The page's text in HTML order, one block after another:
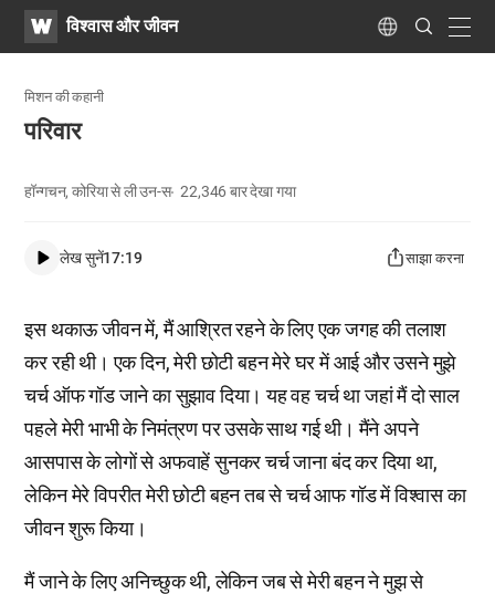
WATVविश्वास और जीवन Language
Search
Submit
मिशन की कहानी
परिवार
हॉन्गचन, कोरिया से ली उन-स 22,346बार देखा गया
लेख सुनें17:19 साझा करना
इस थकाऊ जीवन में, मैं आश्रित रहने के लिए एक जगह की तलाश
कर रही थी। एक दिन, मेरी छोटी बहन मेरे घर में आई और उसने मुझे
चर्च ऑफ गॉड जाने का सुझाव दिया। यह वह चर्च था जहां मैं दो साल
पहले मेरी भाभी के निमंत्रण पर उसके साथ गई थी। मैंने अपने
आसपास के लोगों से अफवाहें सुनकर चर्च जाना बंद कर दिया था,
लेकिन मेरे विपरीत मेरी छोटी बहन तब से चर्च आफ गॉड में विश्वास का
जीवन शुरू किया।
मैं जाने के लिए अनिच्छुक थी, लेकिन जब से मेरी बहन ने मुझ से